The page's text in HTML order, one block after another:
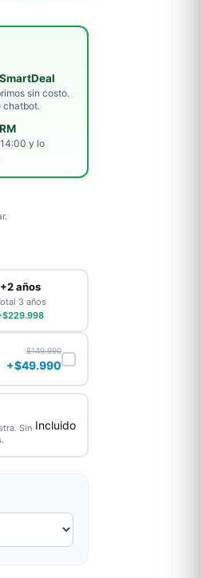
sin costo.
chatbot.
y lo
+2 años
3 años
$149.990
+$49.990
Sin Incluido